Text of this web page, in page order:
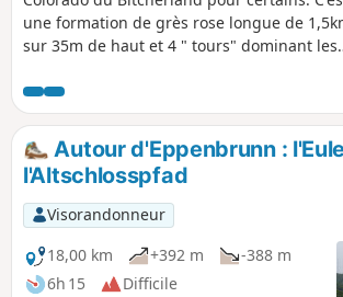
une formation de grès rose longue de
sur 35m de haut et 4 " tours" dominant les
n'existent, mais les formes atypiques, les
surplombs rocheux et les couleurs
changeantes en fonction de la lumière du
jour magnifient cet ensemble rocheux.
Sentier balisé du label allemand
« Premiumgweg ».
Autour d'Eppenbrunn :
l'Altschlosspfad
Visorandonneur
18,00 km
+392 m
-388 m
6h 15
Difficile